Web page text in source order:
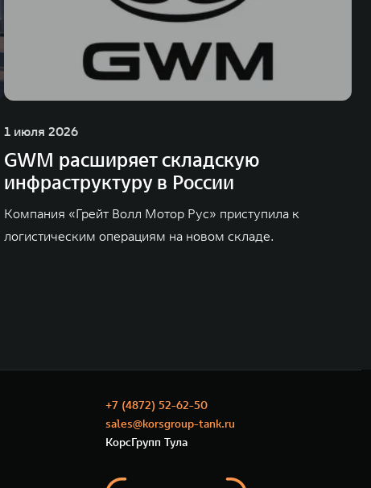
1 июля 2026
GWM расширяет складскую
инфраструктуру в России
Компания «Грейт Волл Мотор Рус» приступила к
логистическим операциям на новом складе.
+7 (4872) 52-62-50
sales@korsgroup-tank.ru
КорсГрупп Тула